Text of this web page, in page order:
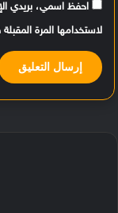
احفظ اسمي، بريدي
لاستخدامها المرة